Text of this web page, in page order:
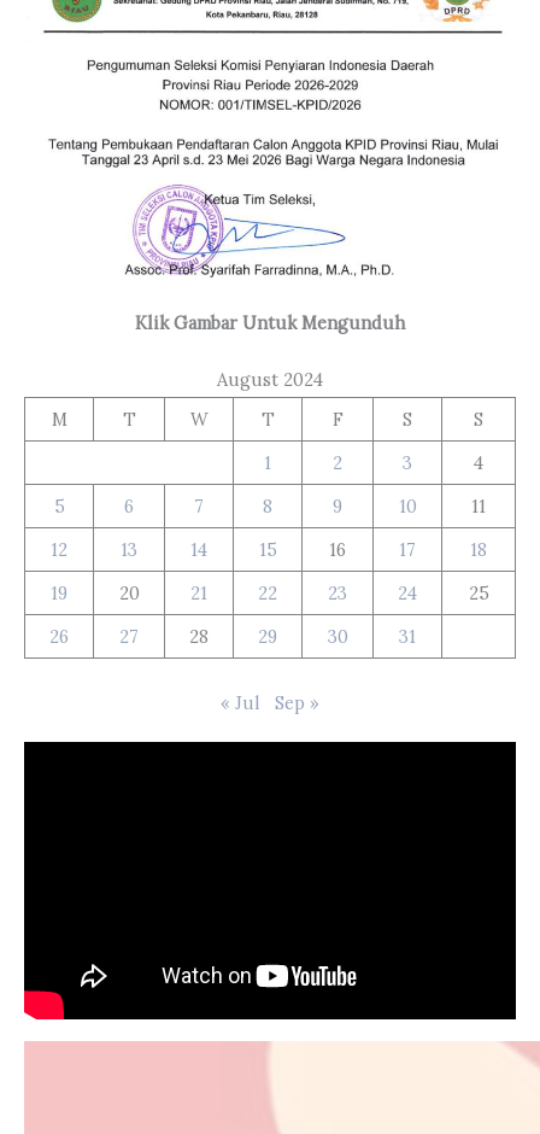
Klik Gambar Untuk Mengunduh
August 2024
M
T W T F S
S
1
2 3
4
5
6 7 8 9 10
11
12
13 14 15 16 17
18
19
20 21 22 23 24
25
26
27 28 29 30 31
« Jul Sep »